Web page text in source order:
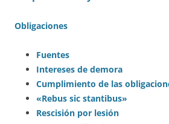
Obligaciones
Fuentes
Intereses de demora
Cumplimiento de las
«Rebus sic stantibus»
Rescisión por lesión